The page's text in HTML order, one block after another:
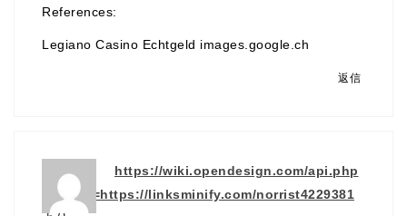
References:
Legiano Casino Echtgeld images.google.ch
返信
https://wiki.opendesign.com/api.php
?action=https://linksminify.com/norrist4229381